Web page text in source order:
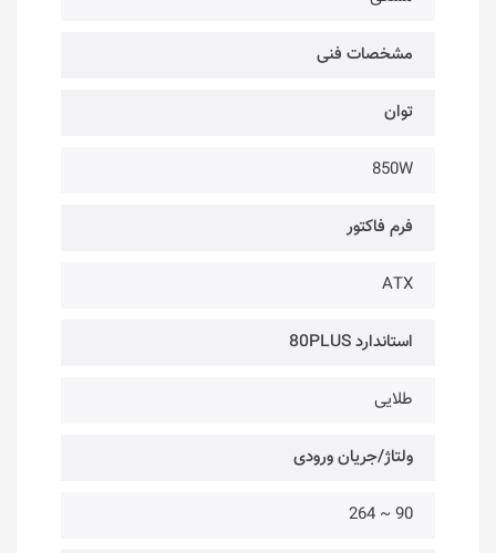
مشخصات فنی
توان
850W
فرم فاکتور
ATX
استاندارد 80PLUS
طلایی
ولتاژ/جریان ورودی
90 ~ 264